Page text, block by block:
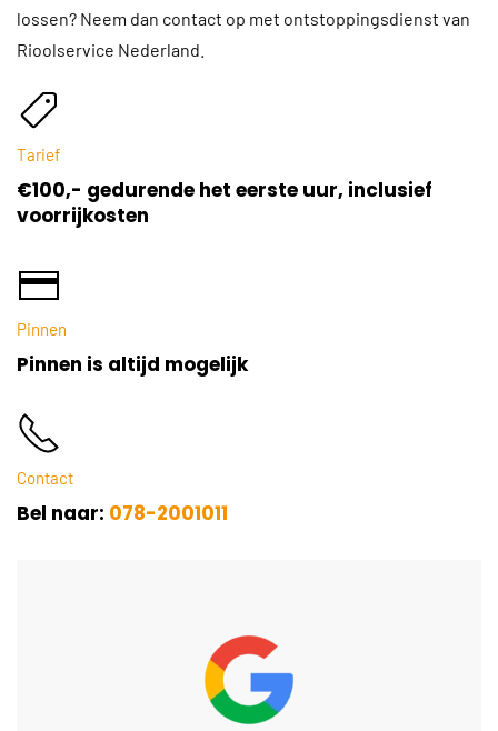
lossen? Neem dan contact op met ontstoppingsdienst van
Rioolservice Nederland.
Tarief
€100,- gedurende het eerste uur, inclusief
voorrijkosten
Pinnen
Pinnen is altijd mogelijk
Contact
Bel naar: 078-2001011